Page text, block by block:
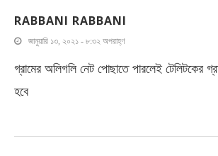
RABBANI RABBANI
জানুয়ারি ১৩, ২০২১ - ৮:৩২ অপরাহ্ণ
গ্রামের অলিগলি নেট পোছাতে পারলেই টেলিটকের
হবে